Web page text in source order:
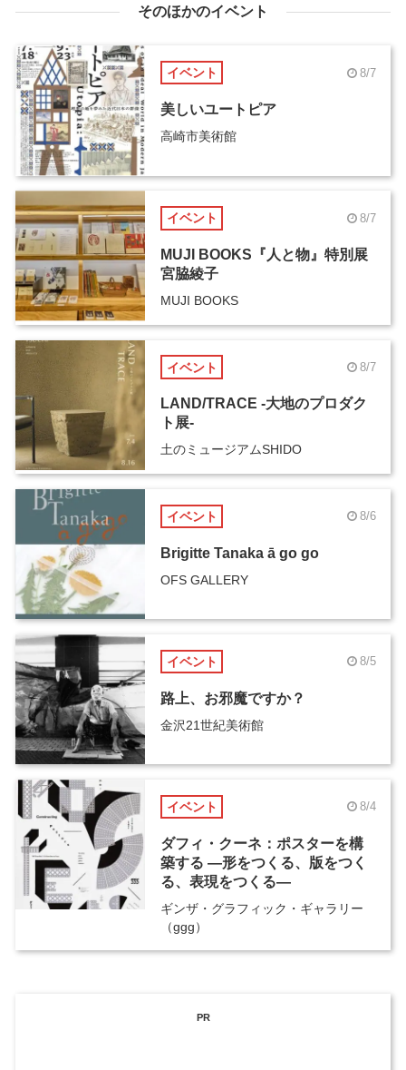
そのほかのイベント
イベント 8/7
美しいユートピア
高崎市美術館
イベント 8/7
MUJI BOOKS『人と物』特別展
宮脇綾子
MUJI BOOKS
イベント 8/7
LAND/TRACE -大地のプロダク
ト展-
土のミュージアムSHIDO
イベント 8/6
Brigitte Tanaka ā go go
OFS GALLERY
イベント 8/5
路上、お邪魔ですか？
金沢21世紀美術館
イベント 8/4
ダフィ・クーネ：ポスターを構
築する ―形をつくる、版をつく
る、表現をつくる―
ギンザ・グラフィック・ギャラリー
（ggg）
PR